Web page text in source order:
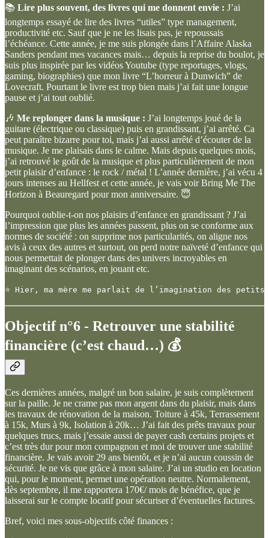
📚 Lire plus souvent, des livres qui me donnent envie : J’ai
longtemps essayé de lire des livres “utiles” type management,
productivité etc. Sauf que je ne les lisais pas, je repoussais
l’échéance. Cette année, je me suis plongée dans l’Affaire Alaska
Sanders pendant mes vacances mais… depuis la reprise du boulot, je
suis plus inspirée par les vidéos Youtube (type reportages, vlogs,
gaming, biographies) que mon livre “L’horreur à Dunwich” de
Lovecraft. Pourtant le livre est trop bien mais j’ai fait une longue
pause et j’ai tout oublié.
🎶 Me replonger dans la musique : J’ai longtemps joué de la
guitare (électrique ou classique) puis en grandissant, j’ai arrêté. Ca
peut paraître bizarre pour toi, mais j’ai aussi arrêté d’écouter de la
musique. Je me plaisais dans le calme. Mais depuis quelques mois,
j’ai retrouvé le goût de la musique et plus particulièrement de mon
petit plaisir d’enfance : le rock / métal ! L’année dernière, j’ai vécu 4
jours intenses au Hellfest et cette année, je vais voir Bring Me The
Horizon à Beauregard pour mon anniversaire. 😇
Pourquoi oublie-t-on nos plaisirs d’enfance en grandissant ? J’ai
l’impression que plus les années passent, plus on se conforme aux
normes de société : on supprime nos particularités, on aligne nos
avis à ceux des autres et surtout, on perd notre naïveté d’enfance qui
nous permettait de plonger dans des univers incroyables en
imaginant des scénarios, en jouant etc.
⭐ Hier, ma mère me parlait de l’imagination des
Objectif n°6 - Retrouver une stabilité
financière (c’est chaud…) 💰
Ces dernières années, malgré un bon salaire, je suis complètement
sur la paille. Je ne crame pas mon argent dans du plaisir, mais dans
les travaux de rénovation de la maison. Toiture à 45k, Terrassement
à 15k, Murs à 9k, Isolation à 20k… J’ai fait des prêts travaux pour
quelques trucs, mais j’essaie aussi de payer cash certains projets et
c’est très dur pour mon compagnon et moi de trouver une stabilité
financière. Je vais avoir 29 ans bientôt, et je n’ai aucun coussin de
sécurité. Je ne vis que grâce à mon salaire. J’ai un studio en location
qui, pour le moment, permet une opération neutre. Normalement,
dès septembre, il me rapportera 170€/ mois de bénéfice, que je
laisserai sur le compte locatif pour sécuriser d’éventuelles factures.
Bref, voici mes sous-objectifs côté finances :